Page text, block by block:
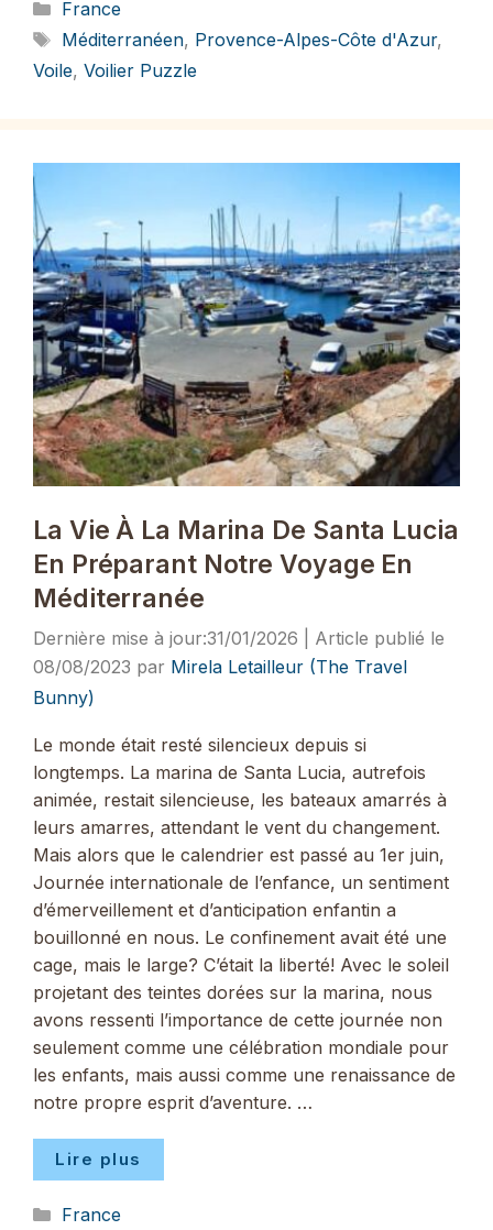
Catégories
France
Étiquettes
Méditerranéen, Provence-Alpes-Côte d'Azur,
Voile, Voilier Puzzle
La Vie À La Marina De Santa Lucia
En Préparant Notre Voyage En
Méditerranée
31/01/2026
08/08/2023 par Mirela Letailleur (The Travel
Bunny)
Le monde était resté silencieux depuis si
longtemps. La marina de Santa Lucia, autrefois
animée, restait silencieuse, les bateaux amarrés à
leurs amarres, attendant le vent du changement.
Mais alors que le calendrier est passé au 1er juin,
Journée internationale de l’enfance, un sentiment
d’émerveillement et d’anticipation enfantin a
bouillonné en nous. Le confinement avait été une
cage, mais le large? C’était la liberté! Avec le soleil
projetant des teintes dorées sur la marina, nous
avons ressenti l’importance de cette journée non
seulement comme une célébration mondiale pour
les enfants, mais aussi comme une renaissance de
notre propre esprit d’aventure. …
Lire plus
Catégories
France